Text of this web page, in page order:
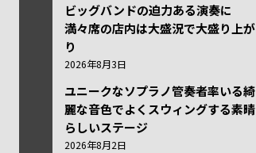
ビッグバンドの迫力ある演奏に
満々席の店内は大盛況で大盛り上が
り
2026年8月3日
ユニークなソプラノ管奏者率いる綺
麗な音色でよくスウィングする素晴
らしいステージ
2026年8月2日